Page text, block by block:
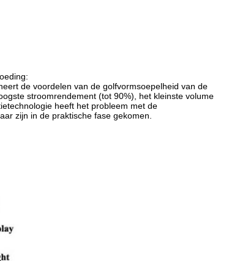
de voordelen van de golfvormsoepelheid van de
stroomrendement (tot 90%), het kleinste volume
heeft het probleem met de
zijn in de praktische fase gekomen.